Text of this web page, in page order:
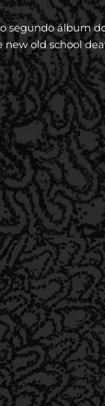
segundo álbum
new old school